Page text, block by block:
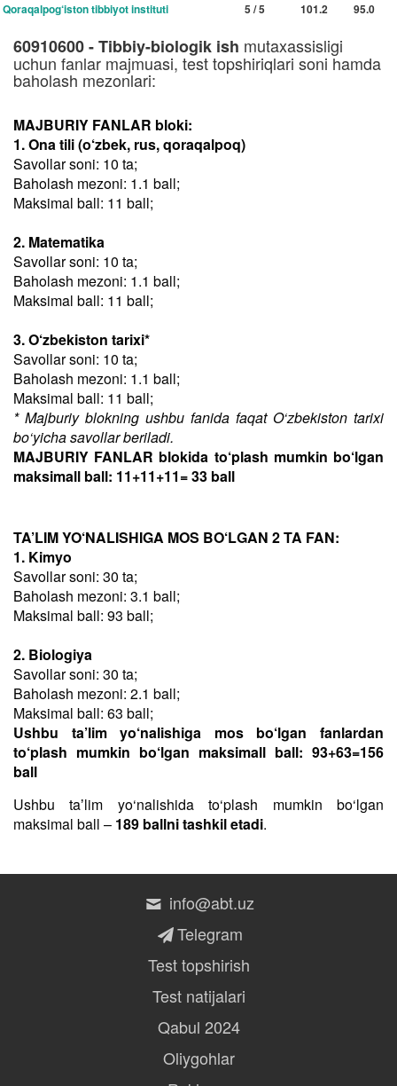
Qoraqalpog‘iston tibbiyot instituti
5 / 5 101.2 95.0
60910600 - Tibbiy-biologik ish mutaxassisligi
uchun fanlar majmuasi, test topshiriqlari soni hamda
baholash mezonlari:
MAJBURIY FANLAR bloki:
1. Ona tili (o‘zbek, rus, qoraqalpoq)
Savollar soni: 10 ta;
Baholash mezoni: 1.1 ball;
Maksimal ball: 11 ball;
2. Matematika
Savollar soni: 10 ta;
Baholash mezoni: 1.1 ball;
Maksimal ball: 11 ball;
3. O‘zbekiston tarixi*
Savollar soni: 10 ta;
Baholash mezoni: 1.1 ball;
Maksimal ball: 11 ball;
* Majburiy blokning ushbu fanida faqat O‘zbekiston tarixi
bo‘yicha savollar beriladi.
MAJBURIY FANLAR blokida to‘plash mumkin bo‘lgan
maksimall ball: 11+11+11= 33 ball
TA’LIM YO‘NALISHIGA MOS BO‘LGAN 2 TA FAN:
1. Kimyo
Savollar soni: 30 ta;
Baholash mezoni: 3.1 ball;
Maksimal ball: 93 ball;
2. Biologiya
Savollar soni: 30 ta;
Baholash mezoni: 2.1 ball;
Maksimal ball: 63 ball;
Ushbu ta’lim yo‘nalishiga mos bo‘lgan fanlardan
to‘plash mumkin bo‘lgan maksimall ball: 93+63=156
ball
Ushbu taʼlim yo‘nalishida to‘plash mumkin bo‘lgan
maksimal ball – 189 ballni tashkil etadi.
info@abt.uz
Telegram
Test topshirish
Test natijalari
Qabul 2024
Oliygohlar